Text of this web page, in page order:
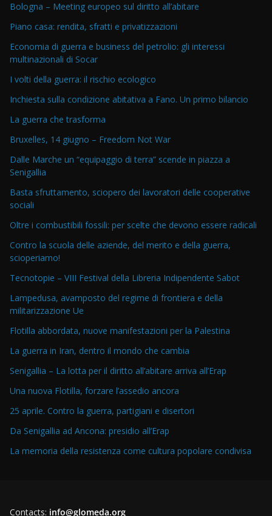
Bologna – Meeting europeo sul diritto all’abitare
Piano casa: rendita, sfratti e privatizzazioni
Economia di guerra e business del petrolio: gli interessi
multinazionali di Socar
I volti della guerra: il rischio ecologico
Inchiesta sulla condizione abitativa a Fano. Un primo bilancio
La guerra che trasforma
Bruxelles, 14 giugno – Freedom Not War
Dalle Marche un “equipaggio di terra” scende in piazza a
Senigallia
Basta sfruttamento, sciopero dei lavoratori delle cooperative
sociali
Oltre i combustibili fossili: per scelte che devono essere radicali
Contro la scuola delle aziende, del merito e della guerra,
scioperiamo!
Tecnotopie – VIII Festival della Libreria Indipendente Sabot
Lampedusa, avamposto del regime di frontiera e della
militarizzazione Ue
Flotilla abbordata, nuove manifestazioni per la Palestina
La guerra in Iran, dentro il mondo che cambia
Senigallia – La lotta per il diritto all’abitare arriva all’Erap
Una nuova Flotilla, forzare l’assedio ancora
25 aprile. Contro la guerra, partigiani e disertori
Da Senigallia ad Ancona: presidio all’Erap
La memoria della resistenza come cultura popolare condivisa
Contacts: info@glomeda.org